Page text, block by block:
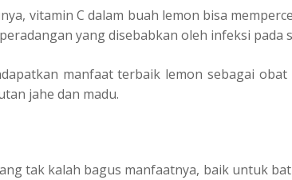
vitamin C dalam buah lemon bisa
yang disebabkan oleh infeksi pada
manfaat terbaik lemon sebagai
jahe dan madu.
tak kalah bagus manfaatnya, baik untuk